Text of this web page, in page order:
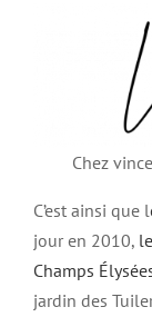
Chez
C’est ainsi que l
jour en 2010,
Champs
jardin des